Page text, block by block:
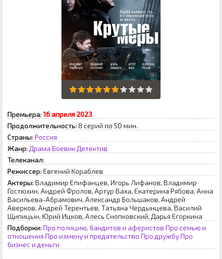
Премьера: 16 апреля 2023
Продолжительность: 8 серий по 50 мин.
Страны: Россия
Жанр: Драма Боевик Детектив
Телеканал:
Режиссер: Евгений Кораблев
Актеры: Владимир Епифанцев, Игорь Лифанов, Владимир
Гостюхин, Андрей Фролов, Артур Ваха, Екатерина Рябова, Анна
Васильева-Абрамович, Александр Большаков, Андрей
Аверков, Андрей Терентьев, Татьяна Чердынцева, Василий
Щипицын, Юрий Ицков, Алесь Снопковский, Дарья Егоркина
Подборки: Про полицию, бандитов и аферистов Про семью и
отношения Про измену и предательство Про дружбу Про
бизнес и деньги